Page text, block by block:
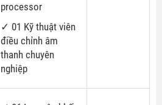
processor
✓ 01 Kỹ thuật viên
điều chỉnh âm
thanh chuyên
nghiệp